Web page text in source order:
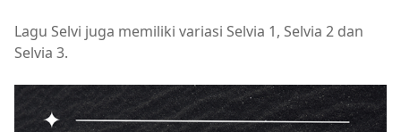
Lagu Selvi juga memiliki variasi Selvia 1, Selvia 2 dan
Selvia 3.